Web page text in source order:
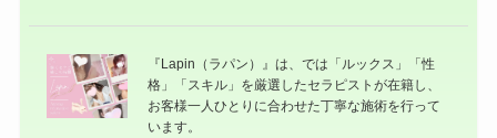
『Lapin（ラパン）』は、では「ルックス」「性
格」「スキル」を厳選したセラピストが在籍し、
お客様一人ひとりに合わせた丁寧な施術を行って
います。